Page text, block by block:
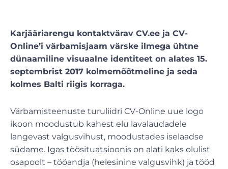
Karjääriarengu kontaktvärav CV.ee ja CV-
Online’i värbamisjaam värske ilmega ühtne
dünaamiline visuaalne identiteet on alates 15.
septembrist 2017 kolmemõõtmeline ja seda
kolmes Balti riigis korraga.
Värbamisteenuste turuliidri CV-Online uue logo
ikoon moodustub kahest elu lavalaudadele
langevast valgusvihust, moodustades iselaadse
südame. Igas töösituatsioonis on alati kaks olulist
osapoolt – tööandja (helesinine valgusvihk) ja tööd